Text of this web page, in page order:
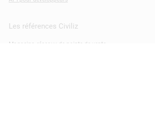
Les références Civiliz
Magasins, réseaux de points de vente